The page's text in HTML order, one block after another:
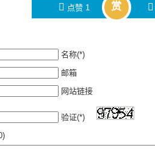
󰄼 点赞 1 赏 󰄯
名称(*)
邮箱
网站链接
验证(*)